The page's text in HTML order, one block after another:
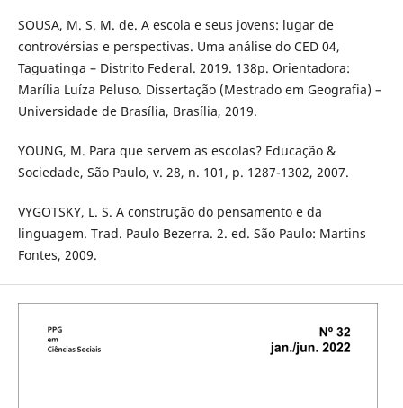
SOUSA, M. S. M. de. A escola e seus jovens: lugar de
controvérsias e perspectivas. Uma análise do CED 04,
Taguatinga – Distrito Federal. 2019. 138p. Orientadora:
Marília Luíza Peluso. Dissertação (Mestrado em Geografia) –
Universidade de Brasília, Brasília, 2019.
YOUNG, M. Para que servem as escolas? Educação &
Sociedade, São Paulo, v. 28, n. 101, p. 1287-1302, 2007.
VYGOTSKY, L. S. A construção do pensamento e da
linguagem. Trad. Paulo Bezerra. 2. ed. São Paulo: Martins
Fontes, 2009.